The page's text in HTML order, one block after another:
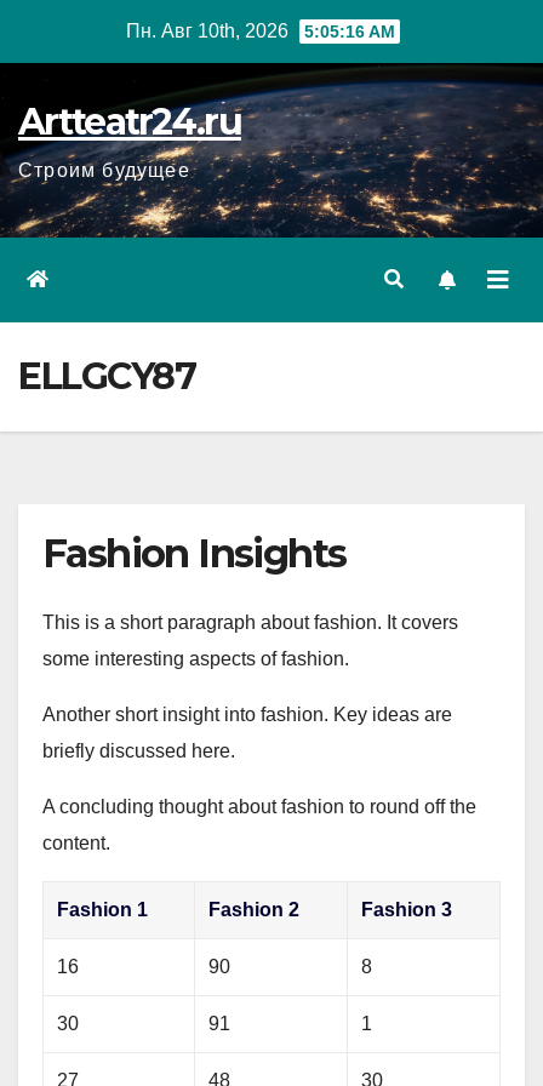
Пн. Авг 10th, 2026 5:05:17 AM
Artteatr24.ru
Строим будущее
ELLGCY87
Fashion Insights
This is a short paragraph about fashion. It covers
some interesting aspects of fashion.
Another short insight into fashion. Key ideas are
briefly discussed here.
A concluding thought about fashion to round off the
content.
Fashion 1 Fashion 2 Fashion 3
16 90 8
30 91 1
27 48 30